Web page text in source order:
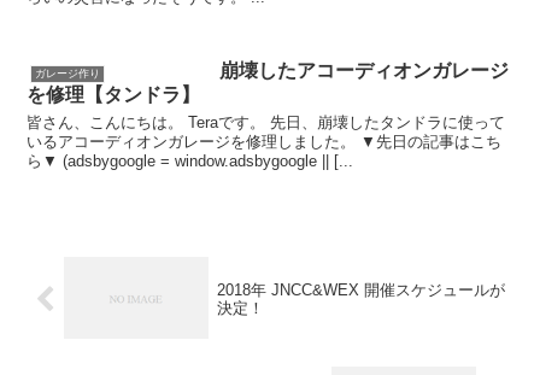
ガレージ作り
崩壊したアコーディオンガレージ
を修理【タンドラ】
皆さん、こんにちは。 Teraです。 先日、崩壊したタンドラに使って
いるアコーディオンガレージを修理しました。 ▼先日の記事はこち
ら▼ (adsbygoogle = window.adsbygoogle || [...
2018年 JNCC&WEX 開催スケジュールが
決定！